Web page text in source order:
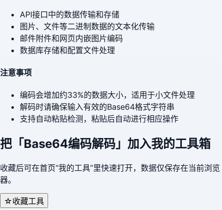
API接口中的数据传输和存储
图片、文件等二进制数据的文本化传输
邮件附件和网页内嵌图片编码
数据库存储和配置文件处理
注意事项
编码会增加约33%的数据大小，适用于小文件处理
解码时请确保输入有效的Base64格式字符串
支持自动粘贴检测，粘贴后自动进行相应操作
把「 Base64编码解码 」加入我的工具箱
收藏后可在首页“我的工具”里快速打开，数据仅保存在当前浏览
器。
☆收藏工具